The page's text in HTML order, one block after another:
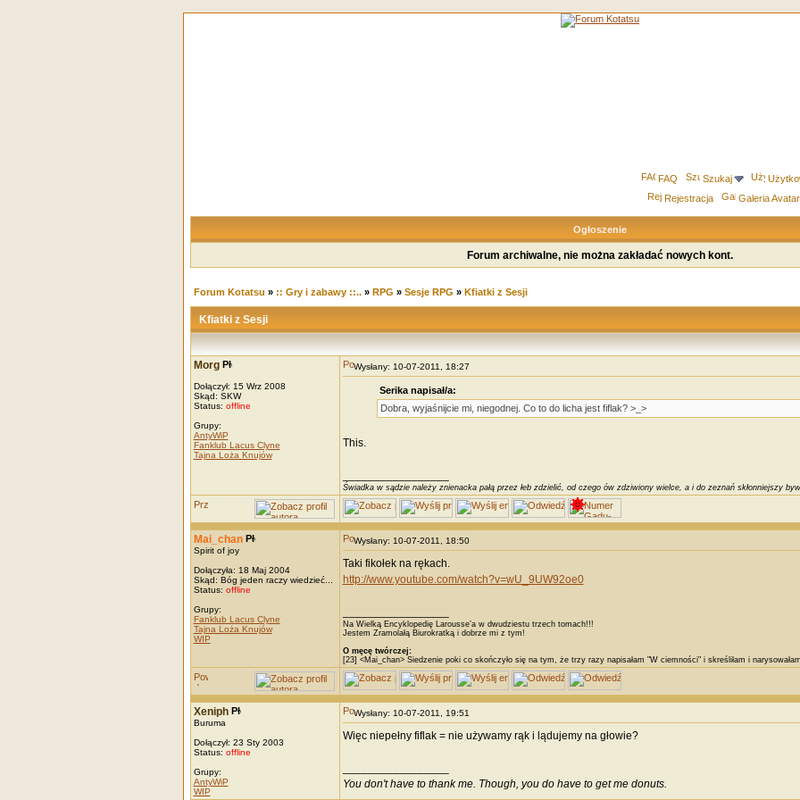
FAQ Szukaj
Rejestracja
Galeria
Ogłoszenie
Forum archiwalne, nie można zakładać nowych kont.
Forum Kotatsu » :: Gry i zabawy ::..» RPG » Sesje RPG » Kfiatki z Sesji
Kfiatki z Sesji
Morg
Dołączył: 15 Wrz 2008
Skąd: SKW
Status: offline
Grupy:
AntyWiP
Fanklub Lacus Clyne
Tajna Loża Knujów
Wysłany: 10-07-2011, 18:27
Serika napisał/a:
Dobra, wyjaśnijcie mi, niegodnej. Co to do licha jest fiflak? >_>
This.
Świadka w sądzie należy znienacka pałą przez łeb zdzielić, od czego ów zdziwiony wielce, a i do zeznań skłonniejszy
Mai_chan
Spirit of joy
Dołączyła: 18 Maj 2004
Skąd: Bóg jeden raczy wiedzieć...
Status: offline
Grupy:
Fanklub Lacus Clyne
Tajna Loża Knujów
WIP
Wysłany: 10-07-2011, 18:50
Taki fikołek na rękach.
http://www.youtube.com/watch?v=wU_9UW92oe0
Na Wielką Encyklopedię Larousse’a w dwudziestu trzech tomach!!!
Jestem Zramolałą Biurokratką i dobrze mi z tym!
O męcę twórczej:
[23] <Mai_chan> Siedzenie poki co skończyło się na tym, że trzy razy napisałam "W ciemności" i skreśliłam i
Xeniph
Buruma
Dołączył: 23 Sty 2003
Status: offline
Grupy:
AntyWiP
WIP
Wysłany: 10-07-2011, 19:51
Więc niepełny fiflak = nie używamy rąk i lądujemy na głowie?
You don't have to thank me. Though, you do have to get me donuts.